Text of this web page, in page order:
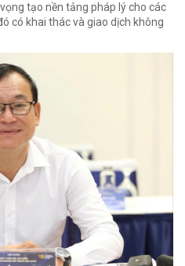
tạo nền tảng pháp lý cho các
có khai thác và giao dịch không